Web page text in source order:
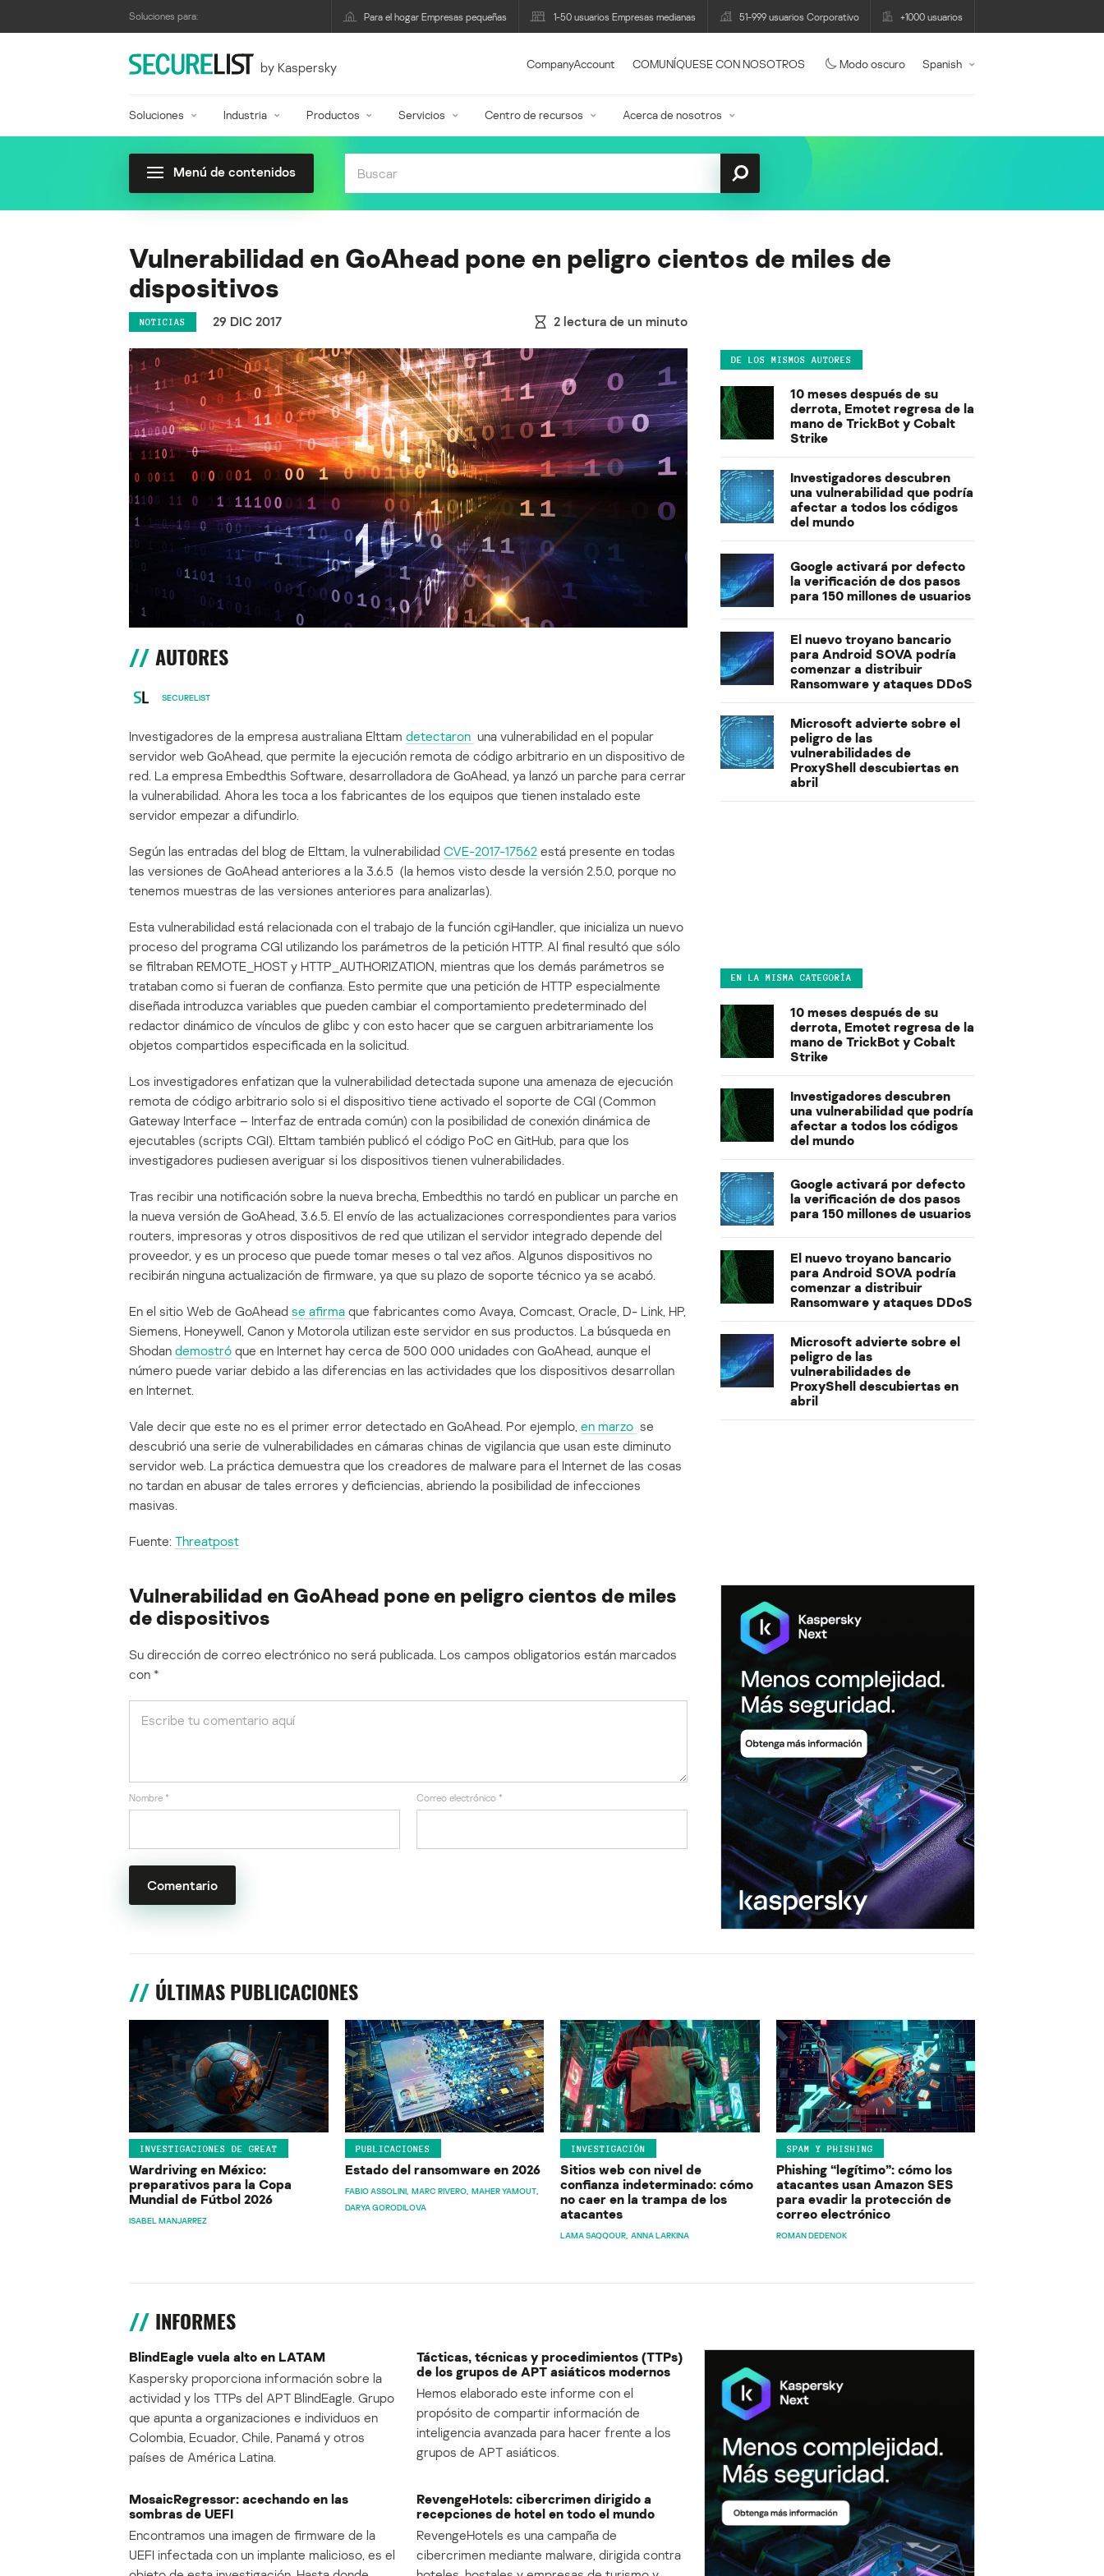
Soluciones para: Para el hogar Empresas pequeñas 1-50 usuarios Empresas medianas 51-999 usuarios Corporativo +1000 usuarios
by Kaspersky CompanyAccount COMUNÍQUESE CON NOSOTROS Modo oscuro Spanish
Soluciones Industria Productos Servicios Centro de recursos Acerca de nosotros
Menú de contenidos
Vulnerabilidad en GoAhead pone en peligro cientos de miles de
dispositivos
NOTICIAS 29 DIC 2017 2 lectura de un minuto
AUTORES
SECURELIST
Investigadores de la empresa australiana Elttam detectaron una vulnerabilidad en el popular
servidor web GoAhead, que permite la ejecución remota de código arbitrario en un dispositivo de
red. La empresa Embedthis Software, desarrolladora de GoAhead, ya lanzó un parche para cerrar
la vulnerabilidad. Ahora les toca a los fabricantes de los equipos que tienen instalado este
servidor empezar a difundirlo.
Según las entradas del blog de Elttam, la vulnerabilidad CVE-2017-17562 está presente en todas
las versiones de GoAhead anteriores a la 3.6.5 (la hemos visto desde la versión 2.5.0, porque no
tenemos muestras de las versiones anteriores para analizarlas).
Esta vulnerabilidad está relacionada con el trabajo de la función cgiHandler, que inicializa un nuevo
proceso del programa CGI utilizando los parámetros de la petición HTTP. Al final resultó que sólo
se filtraban REMOTE_HOST y HTTP_AUTHORIZATION, mientras que los demás parámetros se
trataban como si fueran de confianza. Esto permite que una petición de HTTP especialmente
diseñada introduzca variables que pueden cambiar el comportamiento predeterminado del
redactor dinámico de vínculos de glibc y con esto hacer que se carguen arbitrariamente los
objetos compartidos especificada en la solicitud.
Los investigadores enfatizan que la vulnerabilidad detectada supone una amenaza de ejecución
remota de código arbitrario solo si el dispositivo tiene activado el soporte de CGI (Common
Gateway Interface – Interfaz de entrada común) con la posibilidad de conexión dinámica de
ejecutables (scripts CGI). Elttam también publicó el código PoC en GitHub, para que los
investigadores pudiesen averiguar si los dispositivos tienen vulnerabilidades.
Tras recibir una notificación sobre la nueva brecha, Embedthis no tardó en publicar un parche en
la nueva versión de GoAhead, 3.6.5. El envío de las actualizaciones correspondientes para varios
routers, impresoras y otros dispositivos de red que utilizan el servidor integrado depende del
proveedor, y es un proceso que puede tomar meses o tal vez años. Algunos dispositivos no
recibirán ninguna actualización de firmware, ya que su plazo de soporte técnico ya se acabó.
En el sitio Web de GoAhead se afirma que fabricantes como Avaya, Comcast, Oracle, D- Link, HP,
Siemens, Honeywell, Canon y Motorola utilizan este servidor en sus productos. La búsqueda en
Shodan demostró que en Internet hay cerca de 500 000 unidades con GoAhead, aunque el
número puede variar debido a las diferencias en las actividades que los dispositivos desarrollan
en Internet.
Vale decir que este no es el primer error detectado en GoAhead. Por ejemplo, en marzo se
descubrió una serie de vulnerabilidades en cámaras chinas de vigilancia que usan este diminuto
servidor web. La práctica demuestra que los creadores de malware para el Internet de las cosas
no tardan en abusar de tales errores y deficiencias, abriendo la posibilidad de infecciones
masivas.
Fuente: Threatpost
Vulnerabilidad en GoAhead pone en peligro cientos de miles
de dispositivos
Su dirección de correo electrónico no será publicada. Los campos obligatorios están marcados
con *
Nombre * Correo electrónico *
DE LOS MISMOS AUTORES
10 meses después de su
derrota, Emotet regresa de la
mano de TrickBot y Cobalt
Strike
Investigadores descubren
una vulnerabilidad que podría
afectar a todos los códigos
del mundo
Google activará por defecto
la verificación de dos pasos
para 150 millones de usuarios
El nuevo troyano bancario
para Android SOVA podría
comenzar a distribuir
Ransomware y ataques DDoS
Microsoft advierte sobre el
peligro de las
vulnerabilidades de
ProxyShell descubiertas en
abril
EN LA MISMA CATEGORÍA
10 meses después de su
derrota, Emotet regresa de la
mano de TrickBot y Cobalt
Strike
Investigadores descubren
una vulnerabilidad que podría
afectar a todos los códigos
del mundo
Google activará por defecto
la verificación de dos pasos
para 150 millones de usuarios
El nuevo troyano bancario
para Android SOVA podría
comenzar a distribuir
Ransomware y ataques DDoS
Microsoft advierte sobre el
peligro de las
vulnerabilidades de
ProxyShell descubiertas en
abril
ÚLTIMAS PUBLICACIONES
INVESTIGACIONES DE GREAT
Wardriving en México:
preparativos para la Copa
Mundial de Fútbol 2026
ISABEL MANJARREZ
PUBLICACIONES
Estado del ransomware en 2026
FABIO ASSOLINI MARC RIVERO MAHER YAMOUT
DARYA GORODILOVA
INVESTIGACIÓN
Sitios web con nivel de
confianza indeterminado: cómo
no caer en la trampa de los
atacantes
LAMA SAQQOUR ANNA LARKINA
SPAM Y PHISHING
Phishing “legítimo”: cómo los
atacantes usan Amazon SES
para evadir la protección de
correo electrónico
ROMAN DEDENOK
INFORMES
BlindEagle vuela alto en LATAM
Kaspersky proporciona información sobre la
actividad y los TTPs del APT BlindEagle. Grupo
que apunta a organizaciones e individuos en
Colombia, Ecuador, Chile, Panamá y otros
países de América Latina.
Tácticas, técnicas y procedimientos (TTPs)
de los grupos de APT asiáticos modernos
Hemos elaborado este informe con el
propósito de compartir información de
inteligencia avanzada para hacer frente a los
grupos de APT asiáticos.
MosaicRegressor: acechando en las
sombras de UEFI
Encontramos una imagen de firmware de la
UEFI infectada con un implante malicioso, es el
RevengeHotels: cibercrimen dirigido a
recepciones de hotel en todo el mundo
RevengeHotels es una campaña de
cibercrimen mediante malware, dirigida contra